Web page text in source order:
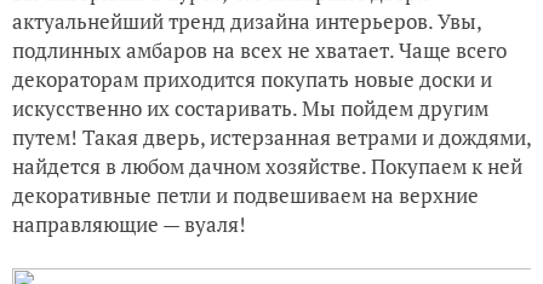
актуальнейший тренд дизайна интерьеров. Увы,
подлинных амбаров на всех не хватает. Чаще всего
декораторам приходится покупать новые доски и
искусственно их состаривать. Мы пойдем другим
путем! Такая дверь, истерзанная ветрами и дождями,
найдется в любом дачном хозяйстве. Покупаем к ней
декоративные петли и подвешиваем на верхние
направляющие — вуаля!